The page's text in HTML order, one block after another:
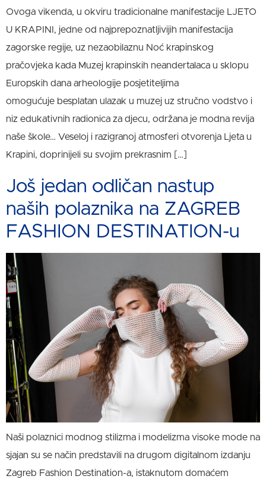
Ovoga vikenda, u okviru tradicionalne manifestacije LJETO
U KRAPINI, jedne od najprepoznatljivijih manifestacija
zagorske regije, uz nezaobilaznu Noć krapinskog
pračovjeka kada Muzej krapinskih neandertalaca u sklopu
Europskih dana arheologije posjetiteljima
omogućuje besplatan ulazak u muzej uz stručno vodstvo i
niz edukativnih radionica za djecu, održana je modna revija
naše škole… Veseloj i razigranoj atmosferi otvorenja Ljeta u
Krapini, doprinijeli su svojim prekrasnim […]
Još jedan odličan nastup
naših polaznika na ZAGREB
FASHION DESTINATION-u
Naši polaznici modnog stilizma i modelizma visoke mode na
sjajan su se način predstavili na drugom digitalnom izdanju
Zagreb Fashion Destination-a, istaknutom domaćem